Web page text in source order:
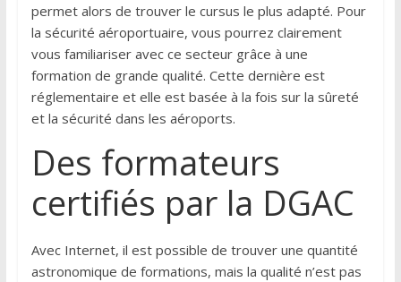
permet alors de trouver le cursus le plus adapté. Pour
la sécurité aéroportuaire, vous pourrez clairement
vous familiariser avec ce secteur grâce à une
formation de grande qualité. Cette dernière est
réglementaire et elle est basée à la fois sur la sûreté
et la sécurité dans les aéroports.
Des formateurs
certifiés par la DGAC
Avec Internet, il est possible de trouver une quantité
astronomique de formations, mais la qualité n’est pas